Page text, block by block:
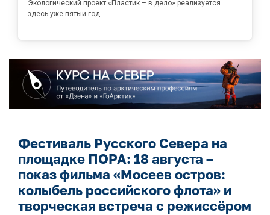
Экологический проект «Пластик – в дело» реализуется
здесь уже пятый год
Фестиваль Русского Севера на
площадке ПОРА: 18 августа –
показ фильма «Мосеев остров:
колыбель российского флота» и
творческая встреча с режиссёром